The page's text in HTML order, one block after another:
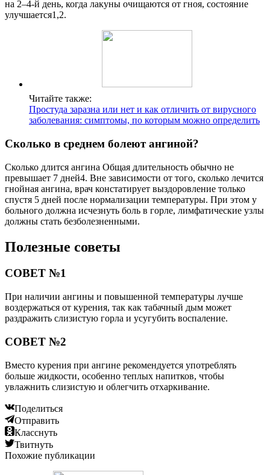
на 2–4-й день, когда лакуны очищаются от гноя, состояние
улучшается1,2.
Читайте также:
Простуда заразна или нет и как отличить от вирусного
заболевания: симптомы, по которым можно определить
Сколько в среднем болеют ангиной?
Сколько длится ангина Общая длительность обычно не
превышает 7 дней4. Вне зависимости от того, сколько лечится
гнойная ангина, врач констатирует выздоровление только
спустя 5 дней после нормализации температуры. При этом у
больного должна исчезнуть боль в горле, лимфатические узлы
должны стать безболезненными.
Полезные советы
СОВЕТ №1
При наличии ангины и повышенной температуры лучше
воздержаться от курения, так как табачный дым может
раздражить слизистую горла и усугубить воспаление.
СОВЕТ №2
Вместо курения при ангине рекомендуется употреблять
больше жидкости, особенно теплых напитков, чтобы
увлажнить слизистую и облегчить отхаркивание.
Поделиться
Отправить
Класснуть
Твитнуть
Похожие публикации